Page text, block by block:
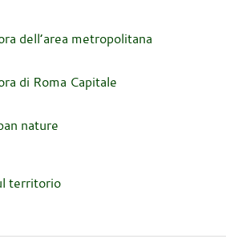
dell’area metropolitana
di Roma Capitale
nature
territorio